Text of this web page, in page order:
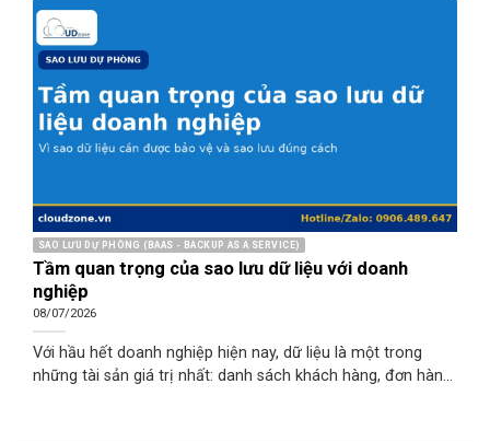
SAO LƯU DỰ PHÒNG (BAAS - BACKUP AS A SERVICE)
Tầm quan trọng của sao lưu dữ liệu với doanh
nghiệp
08/07/2026
Với hầu hết doanh nghiệp hiện nay, dữ liệu là một trong
những tài sản giá trị nhất: danh sách khách hàng, đơn hàng,